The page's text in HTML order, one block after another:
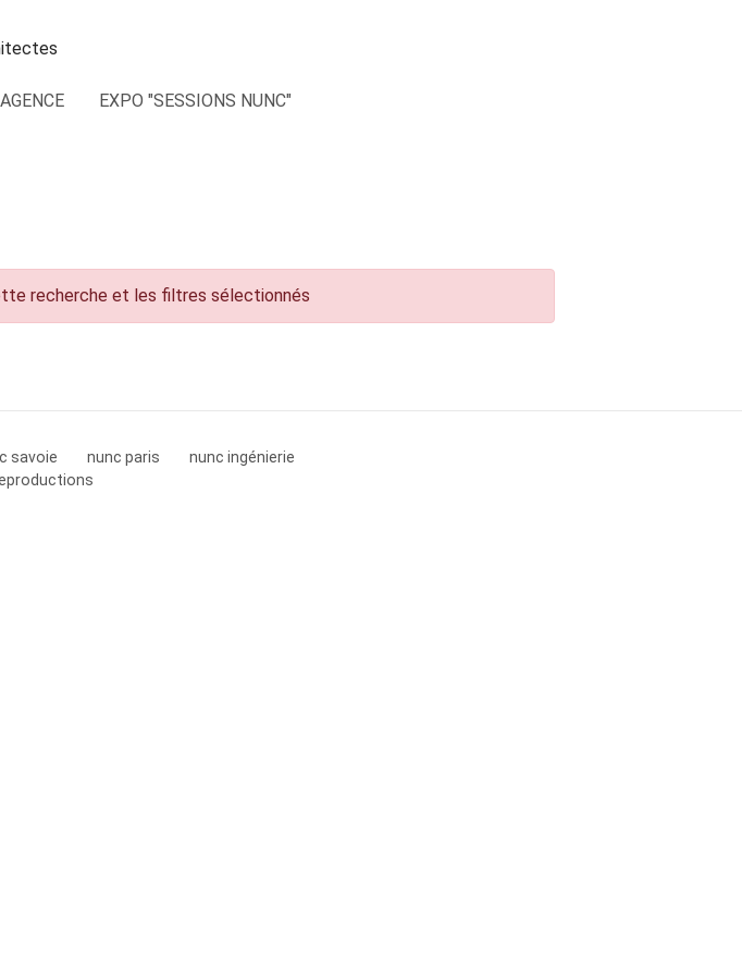
AGENCE EXPO "SESSIONS NUNC"
recherche et les filtres sélectionnés
savoie nunc paris
nunc ingénierie